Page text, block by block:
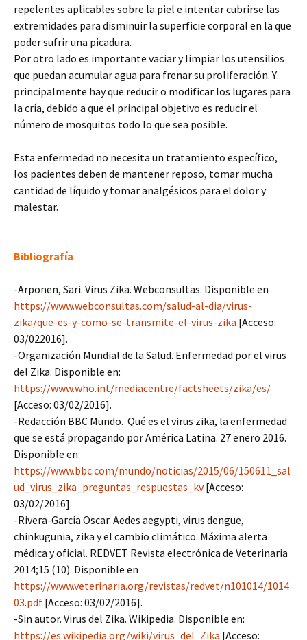
repelentes aplicables sobre la piel e intentar cubrirse las
extremidades para disminuir la superficie corporal en la que
poder sufrir una picadura.
Por otro lado es importante vaciar y limpiar los utensilios
que puedan acumular agua para frenar su proliferación. Y
principalmente hay que reducir o modificar los lugares para
la cría, debido a que el principal objetivo es reducir el
número de mosquitos todo lo que sea posible.
Esta enfermedad no necesita un tratamiento específico,
los pacientes deben de mantener reposo, tomar mucha
cantidad de líquido y tomar analgésicos para el dolor y
malestar.
Bibliografía
-Arponen, Sari. Virus Zika. Webconsultas. Disponible en
https://www.webconsultas.com/salud-al-dia/virus-
zika/que-es-y-como-se-transmite-el-virus-zika [Acceso:
03/022016].
-Organización Mundial de la Salud. Enfermedad por el virus
del Zika. Disponible en:
https://www.who.int/mediacentre/factsheets/zika/es/
[Acceso: 03/02/2016].
-Redacción BBC Mundo. Qué es el virus zika, la enfermedad
que se está propagando por América Latina. 27 enero 2016.
Disponible en:
https://www.bbc.com/mundo/noticias/2015/06/150611_sal
ud_virus_zika_preguntas_respuestas_kv[Acceso:
03/02/2016].
-Rivera-García Oscar. Aedes aegypti, virus dengue,
chinkugunia, zika y el cambio climático. Máxima alerta
médica y oficial. REDVET Revista electrónica de Veterinaria
2014;15 (10). Disponible en
https://www.veterinaria.org/revistas/redvet/n101014/1014
03.pdf [Acceso: 03/02/2016].
-Sin autor. Virus del Zika. Wikipedia. Disponible en:
https://es.wikipedia.org/wiki/virus_del_Zika [Acceso: